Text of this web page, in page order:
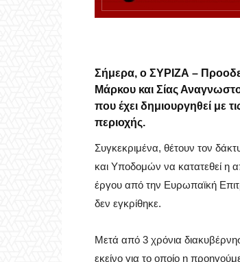
Σήμερα, ο ΣΥΡΙΖΑ –
Μάρκου και Σίας
που έχει δημιουργηθεί με
περιοχής.
Συγκεκριμένα, θέτουν τον
και Υποδομών να κατατεθεί η
έργου από την Ευρωπαϊκή
δεν εγκρίθηκε.
Μετά από 3 χρόνια
εκείνο για το οποίο η